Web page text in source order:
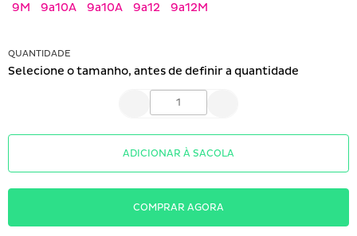
9M
9a10A 9a10A 9a12 9a12M
QUANTIDADE
Selecione o tamanho, antes de definir a quantidade
ADICIONAR À SACOLA
COMPRAR AGORA